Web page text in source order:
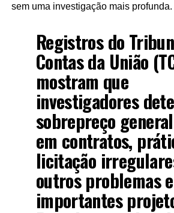
sem uma investigação mais profunda.
Registros do
Contas da União
mostram que
investigadores
sobrepreço
em contratos,
licitação
outros problemas
importantes